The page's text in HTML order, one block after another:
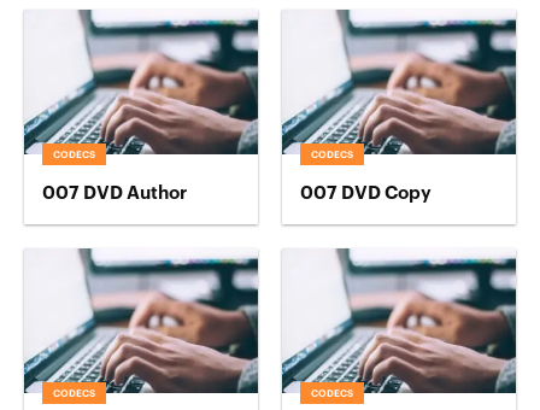
CODECS
007 DVD Author
CODECS
007 DVD Copy
CODECS CODECS